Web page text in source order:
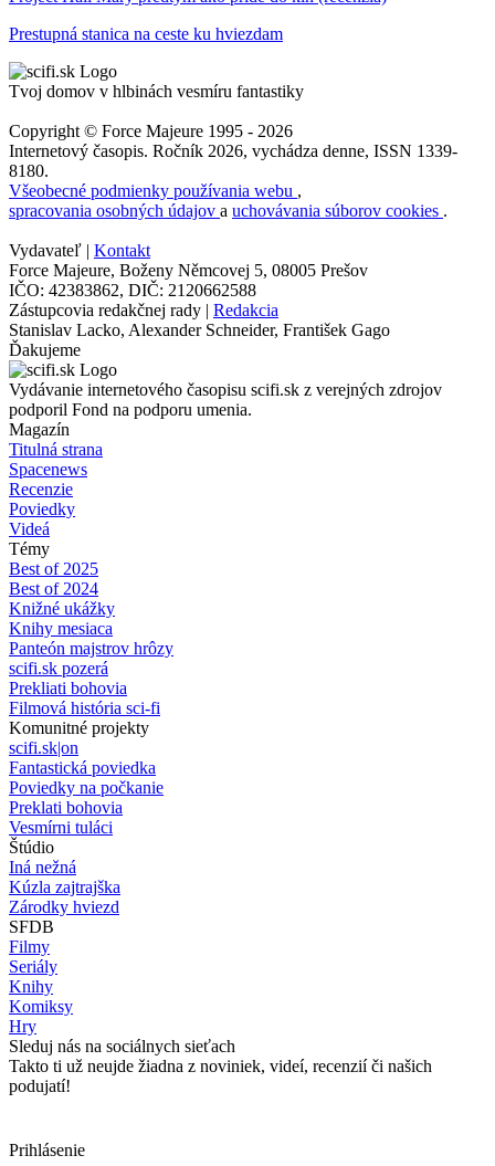
Prestupná stanica na ceste ku hviezdam
Tvoj domov v hlbinách vesmíru fantastiky
Copyright © Force Majeure 1995 - 2026
Internetový časopis. Ročník 2026, vychádza denne, ISSN 1339-
8180.
Všeobecné podmienky používania webu ,
spracovania osobných údajov a uchovávania súborov cookies .
Vydavateľ | Kontakt
Force Majeure, Boženy Němcovej 5, 08005 Prešov
IČO: 42383862, DIČ: 2120662588
Zástupcovia redakčnej rady | Redakcia
Stanislav Lacko, Alexander Schneider, František Gago
Ďakujeme
Vydávanie internetového časopisu scifi.sk z verejných zdrojov
podporil Fond na podporu umenia.
Magazín
Titulná strana
Spacenews
Recenzie
Poviedky
Videá
Témy
Best of 2025
Best of 2024
Knižné ukážky
Knihy mesiaca
Panteón majstrov hrôzy
scifi.sk pozerá
Prekliati bohovia
Filmová história sci-fi
Komunitné projekty
scifi.sk|on
Fantastická poviedka
Poviedky na počkanie
Preklati bohovia
Vesmírni tuláci
Štúdio
Iná nežná
Kúzla zajtrajška
Zárodky hviezd
SFDB
Filmy
Seriály
Knihy
Komiksy
Hry
Sleduj nás na sociálnych sieťach
Takto ti už neujde žiadna z noviniek, videí, recenzií či našich
podujatí!
Prihlásenie